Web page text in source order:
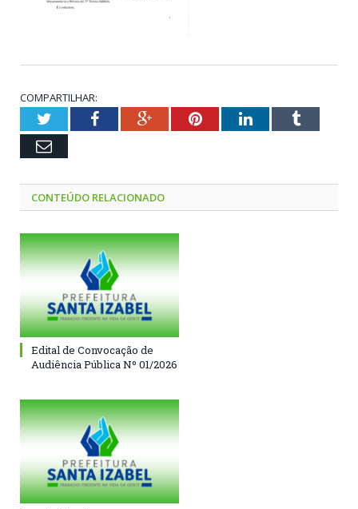
COMPARTILHAR:
TwitterFacebookGoogle+PinterestLinkedInTumblr
Email
CONTEÚDO RELACIONADO
Edital de Convocação de
Audiência Pública Nº 01/2026